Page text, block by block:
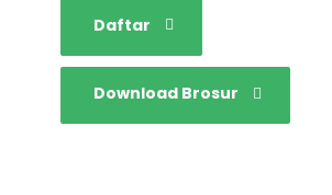
Daftar
Download Brosur